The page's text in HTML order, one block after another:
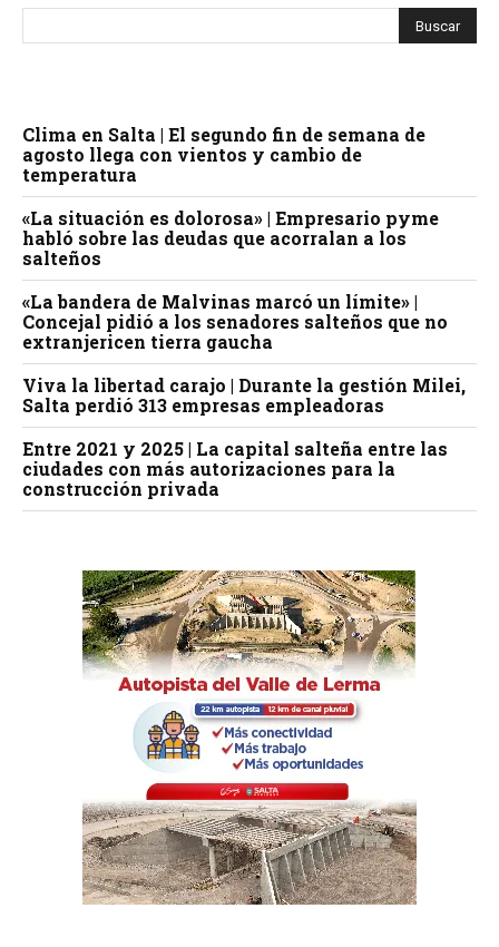
Clima en Salta | El segundo fin de semana de
agosto llega con vientos y cambio de
temperatura
«La situación es dolorosa» | Empresario pyme
habló sobre las deudas que acorralan a los
salteños
«La bandera de Malvinas marcó un límite» |
Concejal pidió a los senadores salteños que no
extranjericen tierra gaucha
Viva la libertad carajo | Durante la gestión Milei,
Salta perdió 313 empresas empleadoras
Entre 2021 y 2025 | La capital salteña entre las
ciudades con más autorizaciones para la
construcción privada